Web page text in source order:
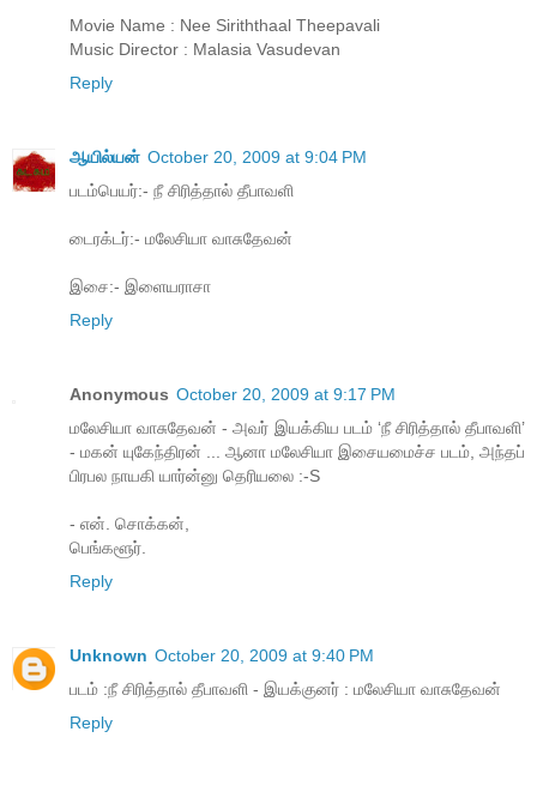
Movie Name : Nee Siriththaal Theepavali
Music Director : Malasia Vasudevan
Reply
ஆயில்யன் October 20, 2009 at 9:04 PM
படம்பெயர்:- நீ சிரித்தால் தீபாவளி
டைரக்டர்:- மலேசியா வாசுதேவன்
இசை:- இளையராசா
Reply
Anonymous October 20, 2009 at 9:17 PM
மலேசியா வாசுதேவன் - அவர் இயக்கிய படம் ‘நீ சிரித்தால் தீபாவளி’
- மகன் யுகேந்திரன் ... ஆனா மலேசியா இசையமைச்ச படம், அந்தப்
பிரபல நாயகி யார்ன்னு தெரியலை :-S
- என். சொக்கன்,
பெங்களூர்.
Reply
Unknown October 20, 2009 at 9:40 PM
படம் :நீ சிரித்தால் தீபாவளி - இயக்குனர் : மலேசியா வாசுதேவன்
Reply